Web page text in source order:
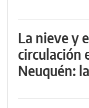
La nieve y
circulación
Neuquén: